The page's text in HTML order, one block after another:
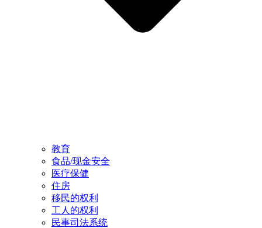
教育
食品/现金安全
医疗保健
住房
移民的权利
工人的权利
民事司法系统